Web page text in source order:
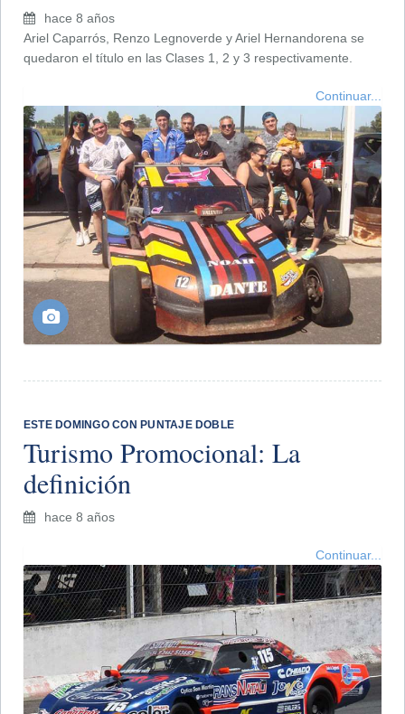
hace 8 años
Ariel Caparrós, Renzo Legnoverde y Ariel Hernandorena se
quedaron el título en las Clases 1, 2 y 3 respectivamente.
Continuar...
ESTE DOMINGO CON PUNTAJE DOBLE
Turismo Promocional: La
definición
hace 8 años
Continuar...